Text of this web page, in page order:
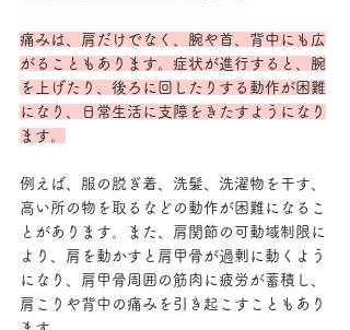
痛みは、肩だけでなく、腕や首、背中にも広
がることもあります。症状が進行すると、腕
を上げたり、後ろに回したりする動作が困難
になり、日常生活に支障をきたすようになり
ます。
例えば、服の脱ぎ着、洗髪、洗濯物を干す、
高い所の物を取るなどの動作が困難になるこ
とがあります。また、肩関節の可動域制限に
より、肩を動かすと肩甲骨が過剰に動くよう
になり、肩甲骨周囲の筋肉に疲労が蓄積し、
肩こりや背中の痛みを引き起こすこともあり